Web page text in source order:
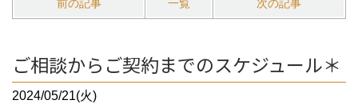
前の記事 一覧 次の記事
ご相談からご契約までのスケジュール＊
2024/05/21(火)